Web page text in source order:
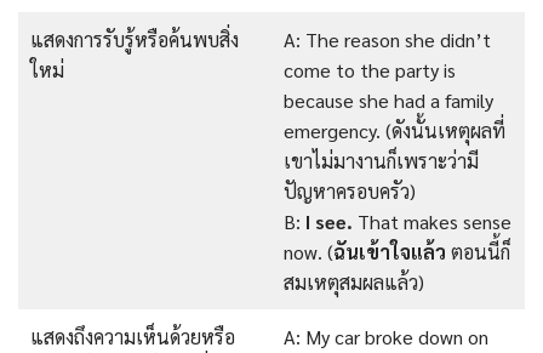
แสดงการรับรู้หรือค้นพบสิ่ง
ใหม่
A: The reason she didn’t
come to the party is
because she had a family
emergency. (ดังนั้นเหตุผลที่
เขาไม่มางานก็เพราะว่ามี
ปัญหาครอบครัว)
B: I see. That makes sense
now. (ฉันเข้าใจแล้ว ตอนนี้ก็
สมเหตุสมผลแล้ว)
แสดงถึงความเห็นด้วยหรือ
A: My car broke down on